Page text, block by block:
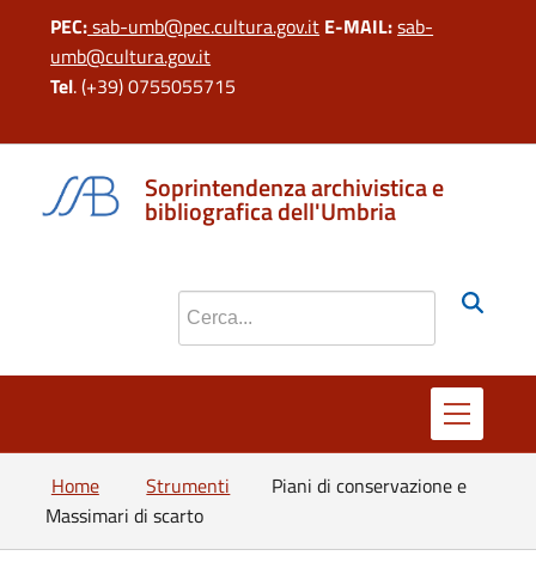
PEC:sab-umb@pec.cultura.gov.it E-MAIL:sab-
umb@cultura.gov.it
Tel. (+39) 0755055715
Soprintendenza archivistica e
bibliografica dell'Umbria
Cerca nel sito
Home Strumenti
Piani di conservazione e
Massimari di scarto